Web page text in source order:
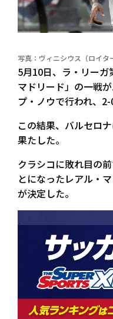
写真：ヴィニシウス（ロイタ
5月10日、ラ・リーガ
マドリード」の一戦
プ・ノウで行われ、2-
この結果、バルセロ
果たした。
クラシコに敗れ目の
とになったレアル・
が決定した。